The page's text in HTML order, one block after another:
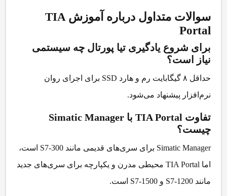
سوالات متداول درباره آموزش TIA
Portal
برای شروع یادگیری تیا پورتال چه سیستمی
نیاز است؟
حداقل ۸ گیگابایت رم و هارد SSD برای اجرای روان
نرم‌افزار پیشنهاد می‌شود.
تفاوت TIA Portal با Simatic Manager
چیست؟
Simatic Manager برای سری‌های قدیمی مانند S7-300 است،
اما TIA Portal محیطی مدرن و یکپارچه برای سری‌های جدید
مانند S7-1200 و S7-1500 است.